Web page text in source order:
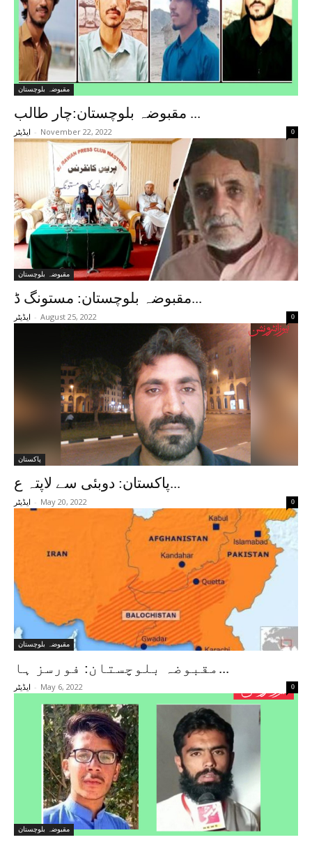
مقبوضہ بلوچستان
مقبوضہ بلوچستان:چار طالب ...
ایڈیٹر - November 22, 2022 0
مقبوضہ بلوچستان
مقبوضہ بلوچستان: مستونگ ڈ...
ایڈیٹر - August 25, 2022 0
پاکستان
پاکستان: دوبئی سے لاپتہ ع...
ایڈیٹر - May 20, 2022 0
مقبوضہ بلوچستان
مقبوضہ بلوچستان: فورسز ہا...
ایڈیٹر - May 6, 2022 0
مقبوضہ بلوچستان